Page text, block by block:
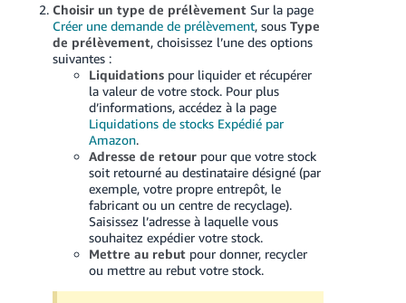
Choisir un type de prélèvement Sur la page
Créer une demande de prélèvement, sous Type
de prélèvement, choisissez l’une des options
suivantes :
Liquidationspour liquider et récupérer
la valeur de votre stock. Pour plus
d’informations, accédez à la page
Liquidations de stocks Expédié par
Amazon.
Adresse de retourpour que votre stock
soit retourné au destinataire désigné (par
exemple, votre propre entrepôt, le
fabricant ou un centre de recyclage).
Saisissez l’adresse à laquelle vous
souhaitez expédier votre stock.
Mettre au rebutpour donner, recycler
ou mettre au rebut votre stock.